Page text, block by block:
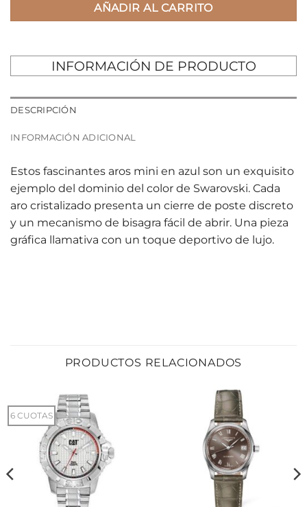
AÑADIR AL CARRITO
INFORMACIÓN DE PRODUCTO
DESCRIPCIÓN
INFORMACIÓN ADICIONAL
Estos fascinantes aros mini en azul son un exquisito
ejemplo del dominio del color de Swarovski. Cada
aro cristalizado presenta un cierre de poste discreto
y un mecanismo de bisagra fácil de abrir. Una pieza
gráfica llamativa con un toque deportivo de lujo.
PRODUCTOS RELACIONADOS
6 CUOTAS